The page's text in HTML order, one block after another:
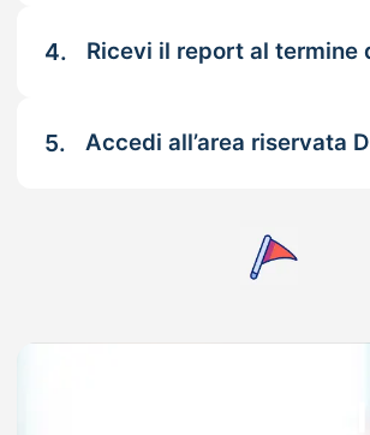
4. Ricevi il report al termine
5. Accedi all’area riservata